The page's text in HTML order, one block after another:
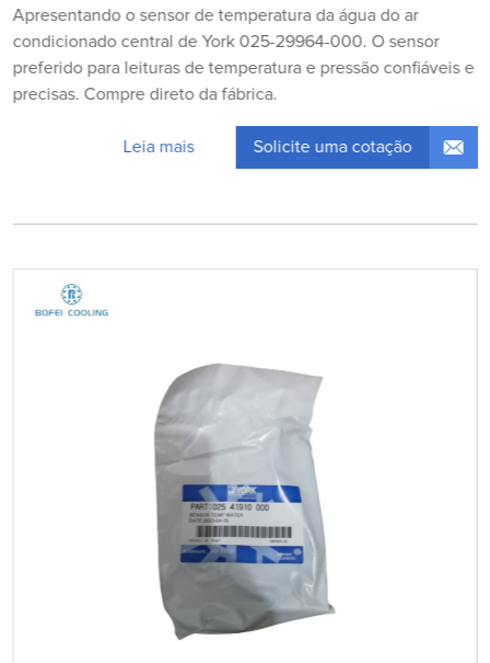
Apresentando o sensor de temperatura da água do ar
condicionado central de York 025-29964-000. O sensor
preferido para leituras de temperatura e pressão confiáveis e
precisas. Compre direto da fábrica.
Leia mais Solicite uma cotação